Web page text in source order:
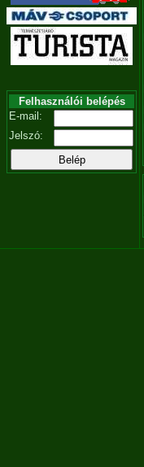
Felhasználói belépés
E-mail:
Jelszó: